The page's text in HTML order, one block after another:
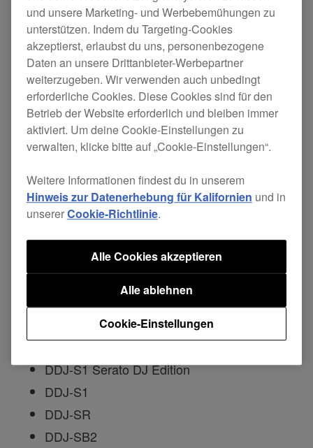
Updates
Für Benutzer von Serato DJ:
Serato DJ 1.8.2ist verfügbar. Bitte update dein
Serato DJ auf die neueste Version.
Für Benutzer von Serato DJ Intro:
Serato DJ Intro 1.2.7ist verfügbar. Bitte update
dein Serato DJ Intro auf die neueste Version.
DDJ-SX/DDJ-SX-W/DDJ-SX-N
DDJ-S1 Serato DJ Edition
DDJ-S1
DDJ-SR
DDJ-SB2
und unsere Marketing- und Werbebemühungen zu
unterstützen. Indem du Targeting-Cookies
akzeptierst, erlaubst du uns, personenbezogene
Daten an unsere Drittanbieter-Werbepartner
weiterzugeben. Wir verwenden auch unbedingt
erforderliche Cookies. Diese Cookies sind für den
Betrieb der Website erforderlich und bleiben immer
aktiviert. Um deine Cookie-Einstellungen zu
verwalten, klicke bitte auf „Cookie-Einstellungen“.
Weitere Informationen findest du in unserem
Hinweis zur Datenerhebung für Kalifornien und in
unsererCookie-Richtlinie.
Cookie-Einstellungen
Alle ablehnen
Alle Cookies akzeptieren